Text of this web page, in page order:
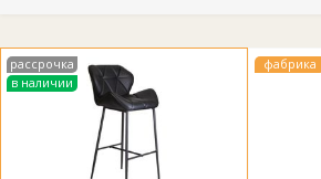
рассрочка
в наличии
фабрика